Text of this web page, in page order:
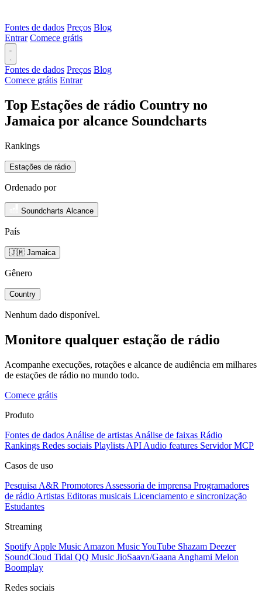
Fontes de dados Preços Blog
Entrar Comece grátis
Fontes de dados Preços Blog
Comece grátis Entrar
Top Estações de rádio Country no
Jamaica por alcance Soundcharts
Rankings
Estações de rádio
Ordenado por
Soundcharts Alcance
País
🇯🇲 Jamaica
Gênero
Country
Nenhum dado disponível.
Monitore qualquer estação de rádio
Acompanhe execuções, rotações e alcance de audiência em milhares
de estações de rádio no mundo todo.
Comece grátis
Produto
Fontes de dados Análise de artistas Análise de faixas Rádio
Rankings Redes sociais Playlists API Audio features Servidor MCP
Casos de uso
Pesquisa A&R Promotores Assessoria de imprensa Programadores
de rádio Artistas Editoras musicais Licenciamento e sincronização
Estudantes
Streaming
Spotify Apple Music Amazon MusicYouTube Shazam Deezer
SoundCloud Tidal QQ Music JioSaavn/Gaana Anghami Melon
Boomplay
Redes sociais